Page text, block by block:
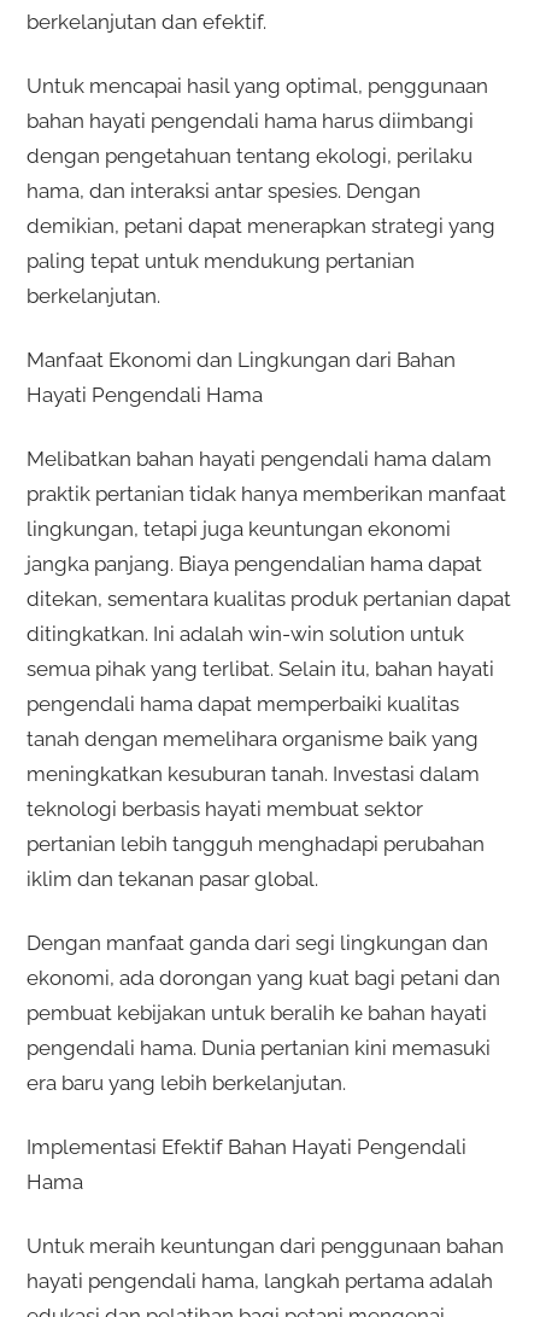
berkelanjutan dan efektif.
Untuk mencapai hasil yang optimal, penggunaan
bahan hayati pengendali hama harus diimbangi
dengan pengetahuan tentang ekologi, perilaku
hama, dan interaksi antar spesies. Dengan
demikian, petani dapat menerapkan strategi yang
paling tepat untuk mendukung pertanian
berkelanjutan.
Manfaat Ekonomi dan Lingkungan dari Bahan
Hayati Pengendali Hama
Melibatkan bahan hayati pengendali hama dalam
praktik pertanian tidak hanya memberikan manfaat
lingkungan, tetapi juga keuntungan ekonomi
jangka panjang. Biaya pengendalian hama dapat
ditekan, sementara kualitas produk pertanian dapat
ditingkatkan. Ini adalah win-win solution untuk
semua pihak yang terlibat. Selain itu, bahan hayati
pengendali hama dapat memperbaiki kualitas
tanah dengan memelihara organisme baik yang
meningkatkan kesuburan tanah. Investasi dalam
teknologi berbasis hayati membuat sektor
pertanian lebih tangguh menghadapi perubahan
iklim dan tekanan pasar global.
Dengan manfaat ganda dari segi lingkungan dan
ekonomi, ada dorongan yang kuat bagi petani dan
pembuat kebijakan untuk beralih ke bahan hayati
pengendali hama. Dunia pertanian kini memasuki
era baru yang lebih berkelanjutan.
Implementasi Efektif Bahan Hayati Pengendali
Hama
Untuk meraih keuntungan dari penggunaan bahan
hayati pengendali hama, langkah pertama adalah